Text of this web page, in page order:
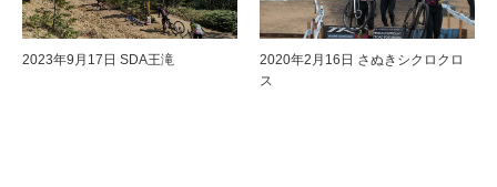
2023年9月17日 SDA王滝
2020年2月16日 さぬきシクロクロ
ス